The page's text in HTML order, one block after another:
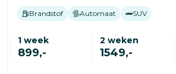
Brandstof Automaat SUV
1 week
899,-
2 weken
1549,-